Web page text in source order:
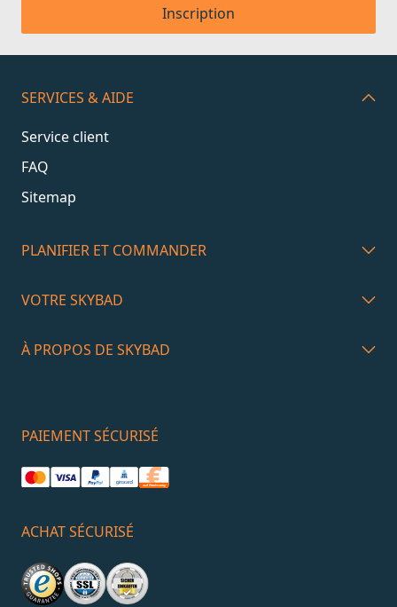
Inscription
SERVICES & AIDE
Service client
FAQ
Sitemap
PLANIFIER ET COMMANDER
VOTRE SKYBAD
À PROPOS DE SKYBAD
PAIEMENT SÉCURISÉ
ACHAT SÉCURISÉ